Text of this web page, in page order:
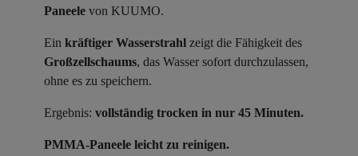
Paneele von KUUMO.
Ein kräftiger Wasserstrahl zeigt die Fähigkeit des
Großzellschaums, das Wasser sofort durchzulassen,
ohne es zu speichern.
Ergebnis: vollständig trocken in nur 45 Minuten.
PMMA-Paneele leicht zu reinigen.